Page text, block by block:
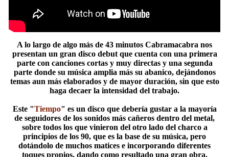
A lo largo de algo más de 43 minutos Cabramacabra nos
presentan un gran disco debut que cuenta con una primera
parte con canciones cortas y muy directas y una segunda
parte donde su música amplia más su abanico, dejándonos
temas aun más elaborados y de mayor duración, sin que esto
haga decaer la intensidad del trabajo.
Este "Tiempo" es un disco que debería gustar a la mayoría
de seguidores de los sonidos más cañeros dentro del metal,
sobre todos los que vinieron del otro lado del charco a
principios de los 90, que es la base de su música, pero
dotándolo de muchos matices e incorporando diferentes
toques propios, dando como resultado una gran obra.